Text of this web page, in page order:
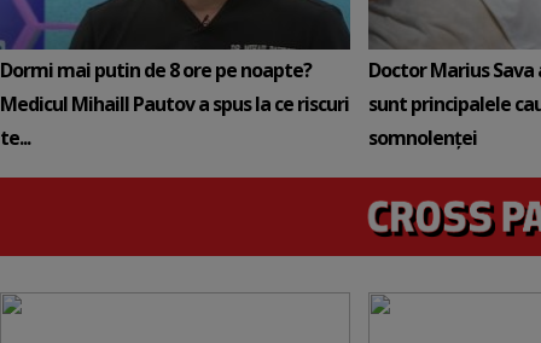
Dormi mai putin de 8 ore pe noapte?
Medicul Mihaill Pautov a spus la ce riscuri
te...
Doctor Marius
sunt principalele
somnolenței